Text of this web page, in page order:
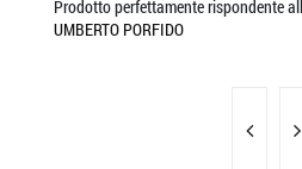
Prodotto perfettamente rispondente
UMBERTO PORFIDO